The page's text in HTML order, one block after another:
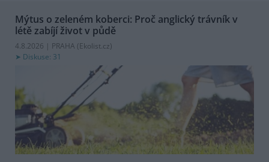
Mýtus o zeleném koberci: Proč anglický trávník v
létě zabíjí život v půdě
4.8.2026 | PRAHA (Ekolist.cz)
Diskuse: 31